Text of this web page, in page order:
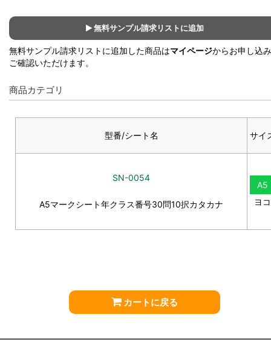
無料サンプル請求リストに追加
無料サンプル請求リストに追加した商品はマイページからお申し込
ご確認いただけます。
商品カテゴリ
型番/シート名 サイ
SN-0054
A5マークシート年クラス番号30問10択カタカナ
A5
ヨコ
カートに戻る